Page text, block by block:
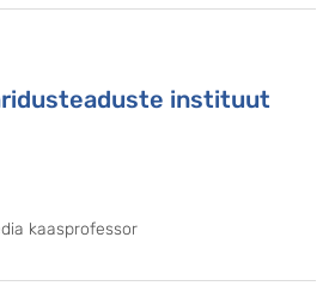
instituut
kaasprofessor